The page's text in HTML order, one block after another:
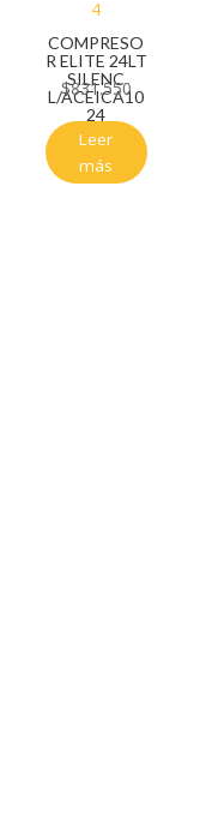
COMPRESO
R ELITE 24LT
SILENC
L/ACEICA10
24
$831.550
Leer
más